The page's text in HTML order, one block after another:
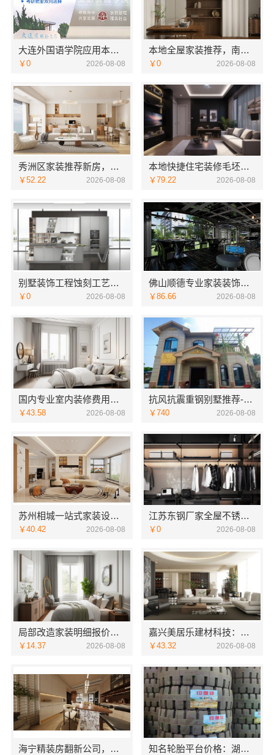
大连外国语学院应用本科服务资讯报名电话
￥0 2026-08-08
本地全屋家装推荐，南通宏域全宅装饰建材有限公司口碑之选
￥0 2026-08-08
秀洲区家装推荐新房，嘉兴锦居装饰材料有限公司
￥52.22 2026-08-08
本地快捷住宅装修毛坯房本地快装
￥79.22 2026-08-08
别墅装饰工程蚀刻工艺多少钱——江苏东钢金属家居有限公司
￥0 2026-08-08
佛山顺德专业家装装饰，雅居美家一体化服务更靠谱
￥86.66 2026-08-08
国内专业室内装修费用预算，江西圣匠新型环保材料有限公司
￥43.58 2026-08-08
抗风抗震重钢别墅推荐-云南晟构建筑建材有限公司精选
￥740 2026-08-08
苏州相城一站式家装设计多少钱拎包入住-苏州百年豪庭新材料有限公司
￥40.42 2026-08-08
江苏东钢厂家全屋不锈钢定制生产基地兴化江苏东钢金属科技有限公司
￥0 2026-08-08
局部改造家装明细报价，万赢饰家直营家庭装修成本管控
￥14.37 2026-08-08
嘉兴美居乐建材科技：嘉兴周边专业旧房改造案例
￥43.32 2026-08-08
海宁精装房翻新公司，嘉兴家美建材科技值得信赖 知名轮胎平台价格：湖北省腾冠畅实业贸易有限公司优势解析